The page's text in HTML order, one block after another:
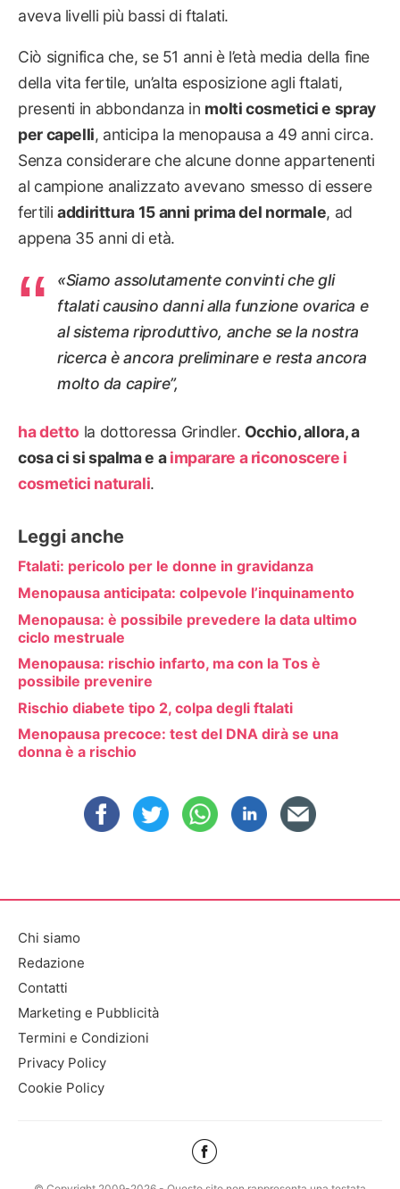
aveva livelli più bassi di ftalati.
Ciò significa che, se 51 anni è l’età media della fine
della vita fertile, un’alta esposizione agli ftalati,
presenti in abbondanza in molti cosmetici e spray
per capelli, anticipa la menopausa a 49 anni circa.
Senza considerare che alcune donne appartenenti
al campione analizzato avevano smesso di essere
fertiliaddirittura 15 anni prima del normale, ad
appena 35 anni di età.
«Siamo assolutamente convinti che gli
ftalati causino danni alla funzione ovarica e
al sistema riproduttivo, anche se la nostra
ricerca è ancora preliminare e resta ancora
molto da capire”,
ha detto la dottoressa Grindler. Occhio, allora, a
cosa ci si spalma e aimparare a riconoscere i
cosmetici naturali.
Leggi anche
Ftalati: pericolo per le donne in gravidanza
Menopausa anticipata: colpevole l’inquinamento
Menopausa: è possibile prevedere la data ultimo
ciclo mestruale
Menopausa: rischio infarto, ma con la Tos è
possibile prevenire
Rischio diabete tipo 2, colpa degli ftalati
Menopausa precoce: test del DNA dirà se una
donna è a rischio
Chi siamo
Redazione
Contatti
Marketing e Pubblicità
Termini e Condizioni
Privacy Policy
Cookie Policy